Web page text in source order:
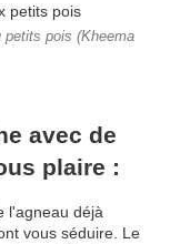
petits pois (Kheema
avec de
plaire :
l'agneau déjà
vous séduire. Le